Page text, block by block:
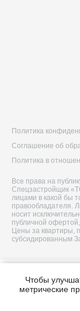
Политика
Соглашение об
Политика в
Все права на
Спецзастройщик
лицами в какой бы
правообладателя.
носит
публичной
Цены за квартиры,
субсидированным
Построено в
Чтобы
метрические